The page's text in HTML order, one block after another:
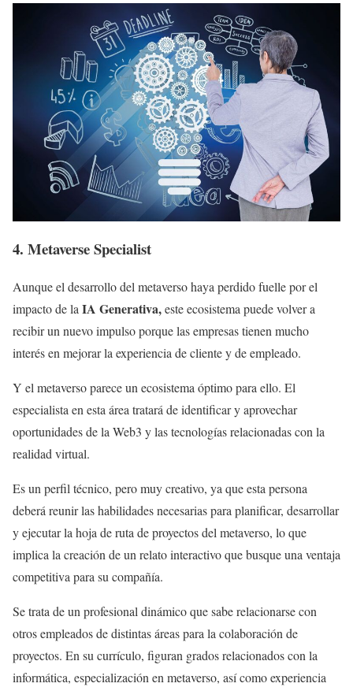
4. Metaverse Specialist
Aunque el desarrollo del metaverso haya perdido fuelle por el
impacto de laIA Generativa,este ecosistema puede volver a
recibir un nuevo impulso porque las empresas tienen mucho
interés en mejorar la experiencia de cliente y de empleado.
Y el metaverso parece un ecosistema óptimo para ello. El
especialista en esta área tratará de identificar y aprovechar
oportunidades de la Web3 y las tecnologías relacionadas con la
realidad virtual.
Es un perfil técnico, pero muy creativo, ya que esta persona
deberá reunir las habilidades necesarias para planificar, desarrollar
y ejecutar la hoja de ruta de proyectos del metaverso, lo que
implica la creación de un relato interactivo que busque una ventaja
competitiva para su compañía.
Se trata de un profesional dinámico que sabe relacionarse con
otros empleados de distintas áreas para la colaboración de
proyectos. En su currículo, figuran grados relacionados con la
informática, especialización en metaverso, así como experiencia